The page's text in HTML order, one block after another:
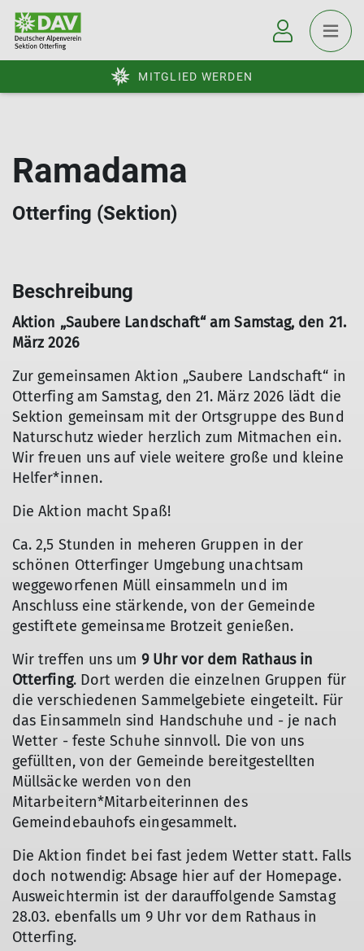
MITGLIED WERDEN
Ramadama
Otterfing (Sektion)
Beschreibung
Aktion „Saubere Landschaft“ am Samstag, den 21.
März 2026
Zur gemeinsamen Aktion „Saubere Landschaft“ in
Otterfing am Samstag, den 21. März 2026 lädt die
Sektion gemeinsam mit der Ortsgruppe des Bund
Naturschutz wieder herzlich zum Mitmachen ein.
Wir freuen uns auf viele weitere große und kleine
Helfer*innen.
Die Aktion macht Spaß!
Ca. 2,5 Stunden in meheren Gruppen in der
schönen Otterfinger Umgebung unachtsam
weggeworfenen Müll einsammeln und im
Anschluss eine stärkende, von der Gemeinde
gestiftete gemeinsame Brotzeit genießen.
Wir treffen uns um 9 Uhr vor dem Rathaus in
Otterfing. Dort werden die einzelnen Gruppen für
die verschiedenen Sammelgebiete eingeteilt. Für
das Einsammeln sind Handschuhe und - je nach
Wetter - feste Schuhe sinnvoll. Die von uns
gefüllten, von der Gemeinde bereitgestellten
Müllsäcke werden von den
Mitarbeitern*Mitarbeiterinnen des
Gemeindebauhofs eingesammelt.
Die Aktion findet bei fast jedem Wetter statt. Falls
doch notwendig: Absage hier auf der Homepage.
Ausweichtermin ist der darauffolgende Samstag
28.03. ebenfalls um 9 Uhr vor dem Rathaus in
Otterfing.